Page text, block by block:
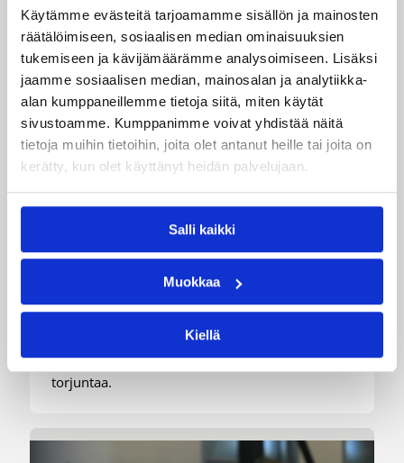
Käytämme evästeitä tarjoamamme sisällön ja mainosten
räätälöimiseen, sosiaalisen median ominaisuuksien
tukemiseen ja kävijämäärämme analysoimiseen. Lisäksi
jaamme sosiaalisen median, mainosalan ja analytiikka-
alan kumppaneillemme tietoja siitä, miten käytät
sivustoamme. Kumppanimme voivat yhdistää näitä
tietoja muihin tietoihin, joita olet antanut heille tai joita on
kerätty, kun olet käyttänyt heidän palvelujaan.
Salli kaikki
Muokkaa
Kiellä
Suomalaiset ulkomailla 08.08.2026 08:54
Wingsille tappio Valkyriesia
vastaan – Kuier neljä pistettä
ja kaksi torjuntaa
WNBA:ssa Dallas Wings kärsi tappion, kun
Golden State Valkyries oli parempi
vaihdoissa yhdeksässä ja puolessa minuutissa
neljä pistettä, yhden levypallon ja kaksi
torjuntaa.